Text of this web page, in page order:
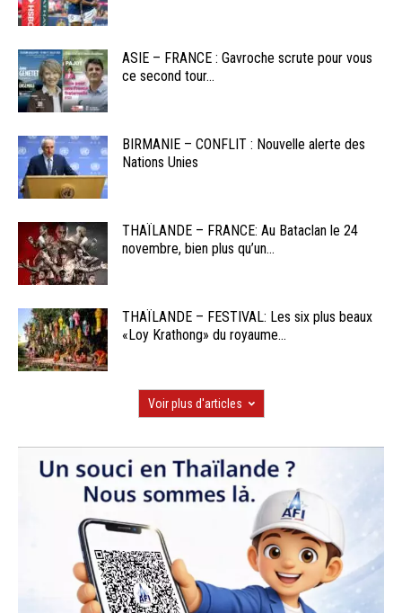
ASIE – FRANCE : Gavroche scrute pour vous
ce second tour...
BIRMANIE – CONFLIT : Nouvelle alerte des
Nations Unies
THAÏLANDE – FRANCE: Au Bataclan le 24
novembre, bien plus qu’un...
THAÏLANDE – FESTIVAL: Les six plus beaux
«Loy Krathong» du royaume...
Voir plus d'articles